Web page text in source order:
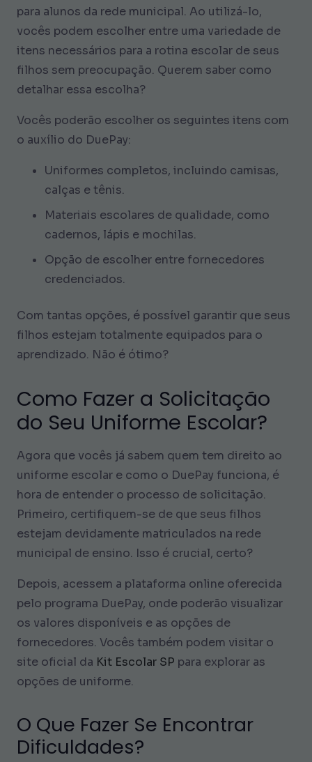
para alunos da rede municipal. Ao utilizá-lo,
vocês podem escolher entre uma variedade de
itens necessários para a rotina escolar de seus
filhos sem preocupação. Querem saber como
detalhar essa escolha?
Vocês poderão escolher os seguintes itens com
o auxílio do DuePay:
Uniformes completos, incluindo camisas,
calças e tênis.
Materiais escolares de qualidade, como
cadernos, lápis e mochilas.
Opção de escolher entre fornecedores
credenciados.
Com tantas opções, é possível garantir que seus
filhos estejam totalmente equipados para o
aprendizado. Não é ótimo?
Como Fazer a Solicitação
do Seu Uniforme Escolar?
Agora que vocês já sabem quem tem direito ao
uniforme escolar e como o DuePay funciona, é
hora de entender o processo de solicitação.
Primeiro, certifiquem-se de que seus filhos
estejam devidamente matriculados na rede
municipal de ensino. Isso é crucial, certo?
Depois, acessem a plataforma online oferecida
pelo programa DuePay, onde poderão visualizar
os valores disponíveis e as opções de
fornecedores. Vocês também podem visitar o
site oficial da Kit Escolar SP para explorar as
opções de uniforme.
O Que Fazer Se Encontrar
Dificuldades?